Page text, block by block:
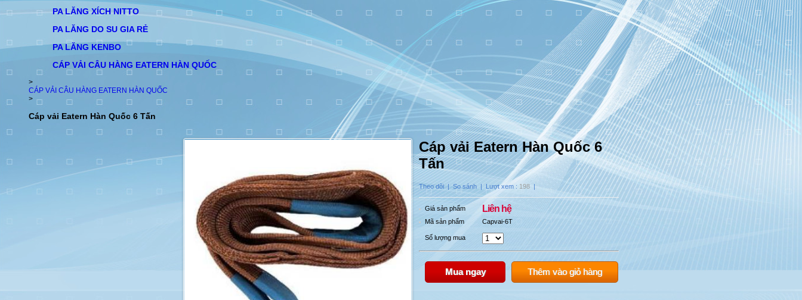
PA LĂNG XÍCH NITTO
PA LĂNG DO SU GIA RẺ
PA LĂNG KENBO
CÁP VẢI CÂU HÀNG EATERN HÀN QUỐC
>
CÁP VẢI CÂU HÀNG EATERN HÀN QUỐC
>
Cáp vải Eatern Hàn Quốc 6 Tấn
Cáp vải Eatern Hàn Quốc 6
Tấn
Theo dõi |So sánh | Lượt xem : 198 |
Giá sản phẩm Liên hệ
Mã sản phẩm Capvai-6T
Số lượng mua
Mua ngay Thêm vào giỏ hàng